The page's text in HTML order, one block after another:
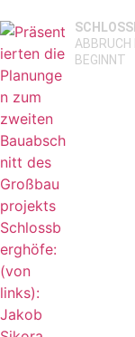
ABBRUCH
BEGINNT